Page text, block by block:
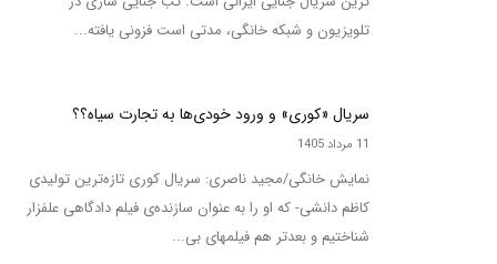
تلویزیون و شبکه خانگی، مدتی است فزونی یافته...
سریال «کوری» و ورود خودی‌ها به تجارت سیاه؟؟
11 مرداد 1405
نمایش خانگی/مجید ناصری: سریال کوری تازه‌ترین تولیدی
کاظم دانشی- که او را به عنوان سازنده‌ی فیلم دادگاهی علفزار
شناختیم و بعدتر هم فیلمهای بی...